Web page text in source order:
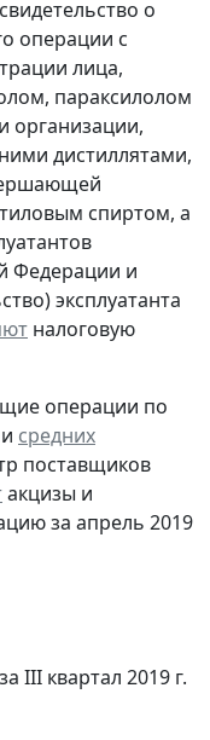
о
операции с
лица,
параксилолом
организации,
дистиллятами,
спиртом, а
Федерации и
эксплуатанта
налоговую
операции по
и средних
поставщиков
акцизы и
за апрель 2019
III квартал 2019 г.